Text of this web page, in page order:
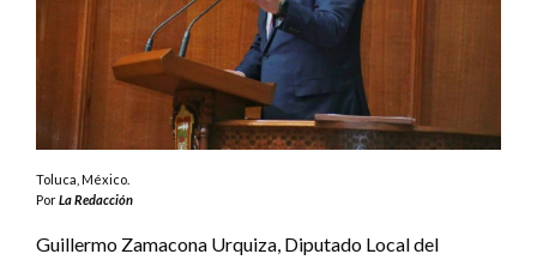
Toluca, México.
PorLa Redacción
Guillermo Zamacona Urquiza, Diputado Local del